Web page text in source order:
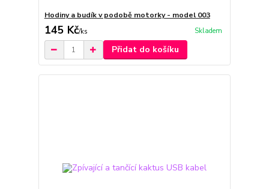
Hodiny a budík v podobě motorky - model 003
145 Kč/ks Skladem
Přidat do košíku